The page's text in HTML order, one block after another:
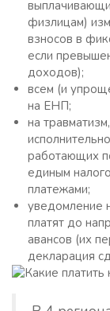
физлицам)
взносов в
если
доходов);
всем (и
на ЕНП;
на
работающих
единым
платежами;
уведомление
платят до
авансов (их
декларация